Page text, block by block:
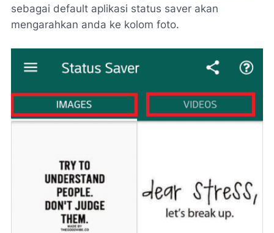
sebagai default aplikasi status saver akan
mengarahkan anda ke kolom foto.